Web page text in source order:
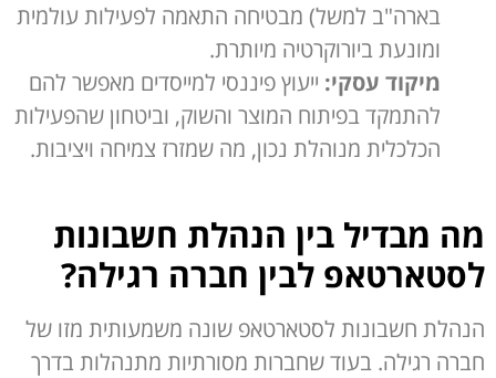
בארה"ב למשל) מבטיחה התאמה לפעילות עולמית
ומונעת ביורוקרטיה מיותרת.
מיקוד עסקי: ייעוץ פיננסי למייסדים מאפשר להם
להתמקד בפיתוח המוצר והשוק, וביטחון שהפעילות
הכלכלית מנוהלת נכון, מה שמזרז צמיחה ויציבות.
מה מבדיל בין הנהלת חשבונות
לסטארטאפ לבין חברה רגילה?
הנהלת חשבונות לסטארטאפ שונה משמעותית מזו של
חברה רגילה. בעוד שחברות מסורתיות מתנהלות בדרך